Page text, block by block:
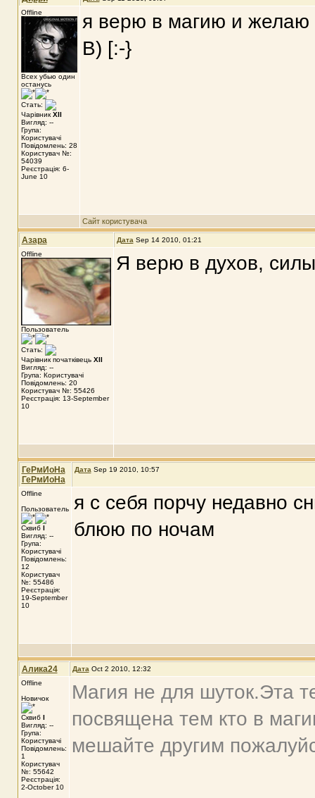
Offline
Всех убью один
останусь
Стать:
Чарівник XII
Вигляд: --
Група:
Користувачі
Повідомлень: 28
Користувач №:
54039
Реєстрація: 6-
June 10
я верю в магию и желаю
B) [:-}
Сайт користувача
Азара Дата Sep 14 2010, 01:21
Offline
Пользователь
Стать:
Чарівник початківець XII
Вигляд: --
Група: Користувачі
Повідомлень: 20
Користувач №: 55426
Реєстрація: 13-September
10
Я верю в духов,
ГеРмИоНа
ГеРмИоНа
Дата Sep 19 2010, 10:57
Offline
Пользователь
Сквиб I
Вигляд: --
Група:
Користувачі
Повідомлень:
12
Користувач
№: 55486
Реєстрація:
19-September
10
я с себя порчу недавно
блюю по ночам
Алика24 Дата Oct 2 2010, 12:32
Offline
Новичок
Сквиб I
Вигляд: --
Група:
Користувачі
Повідомлень:
1
Користувач
№: 55642
Реєстрація:
2-October 10
Магия не для шуток.Эта
посвящена тем кто в
мешайте другим